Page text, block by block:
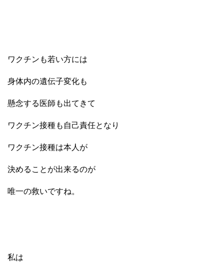
ワクチンも若い方には
身体内の遺伝子変化も
懸念する医師も出てきて
ワクチン接種も自己責任となり
ワクチン接種は本人が
決めることが出来るのが
唯一の救いですね。
私は